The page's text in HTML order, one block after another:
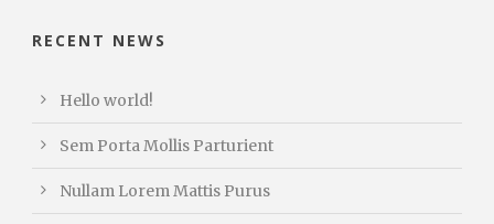
RECENT NEWS
Hello world!
Sem Porta Mollis Parturient
Nullam Lorem Mattis Purus